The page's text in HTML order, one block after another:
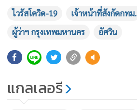
ไวรัสโควิด-19
เจ้าหน้าที่สังกัดกทม.
ผู้ว่าฯ กรุงเทพมหานคร
อัศวิน
แกลเลอรี